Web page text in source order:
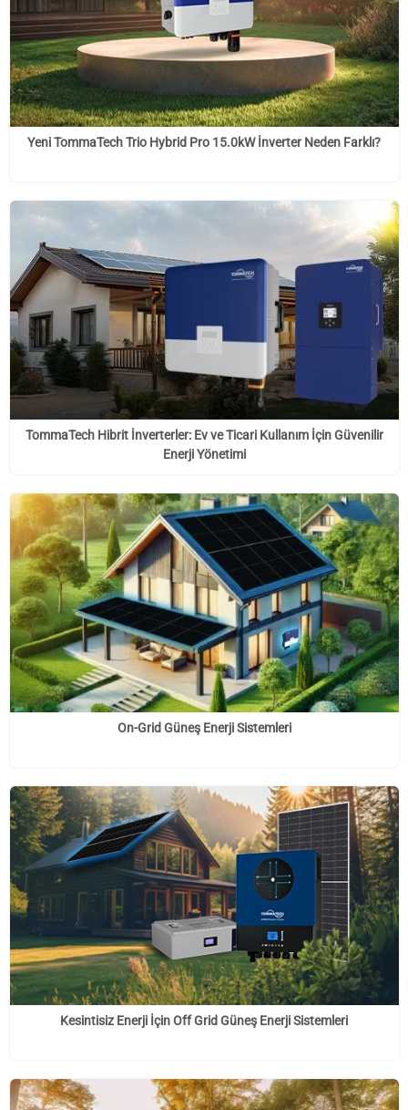
Yeni TommaTech Trio Hybrid Pro 15.0kW İnverter Neden Farklı?
TommaTech Hibrit İnverterler: Ev ve Ticari Kullanım İçin Güvenilir
Enerji Yönetimi
On-Grid Güneş Enerji Sistemleri
Kesintisiz Enerji İçin Off Grid Güneş Enerji Sistemleri